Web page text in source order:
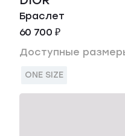
Браслет
60 700 ₽
Доступные
ONE SIZE